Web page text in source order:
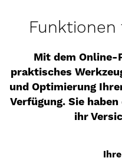
Mit dem
praktisches
und Optimierung
Verfügung. Sie
ihr